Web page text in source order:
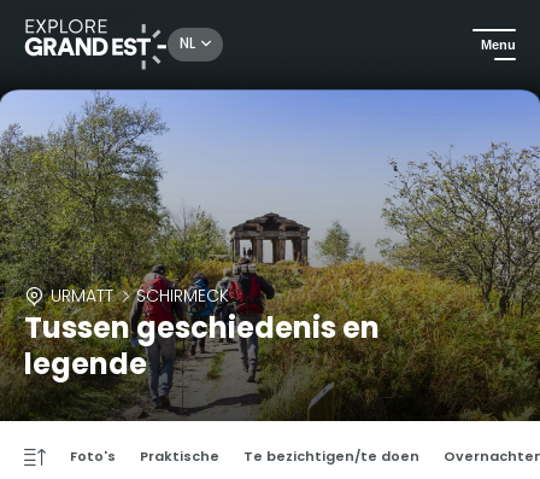
NL Menu
URMATT SCHIRMECK
Tussen geschiedenis en
legende
Foto's Praktische Te bezichtigen/te doen